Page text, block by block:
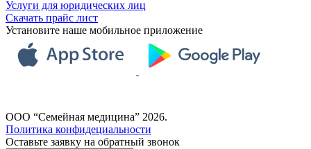
Услуги для юридических лиц
Скачать прайс лист
Установите наше мобильное приложение
ООО “Семейная медицина” 2026.
Политика конфидециальности
Оставьте заявку на обратный звонок